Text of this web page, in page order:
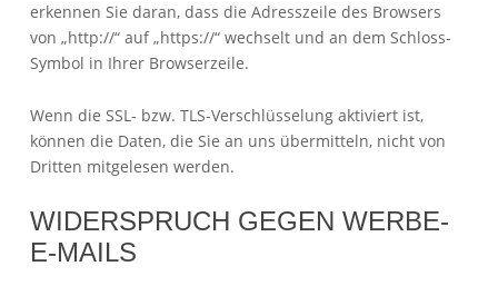
erkennen Sie daran, dass die Adresszeile des Browsers
von „http://“ auf „https://“ wechselt und an dem Schloss-
Symbol in Ihrer Browserzeile.
Wenn die SSL- bzw. TLS-Verschlüsselung aktiviert ist,
können die Daten, die Sie an uns übermitteln, nicht von
Dritten mitgelesen werden.
WIDERSPRUCH GEGEN WERBE-
E-MAILS